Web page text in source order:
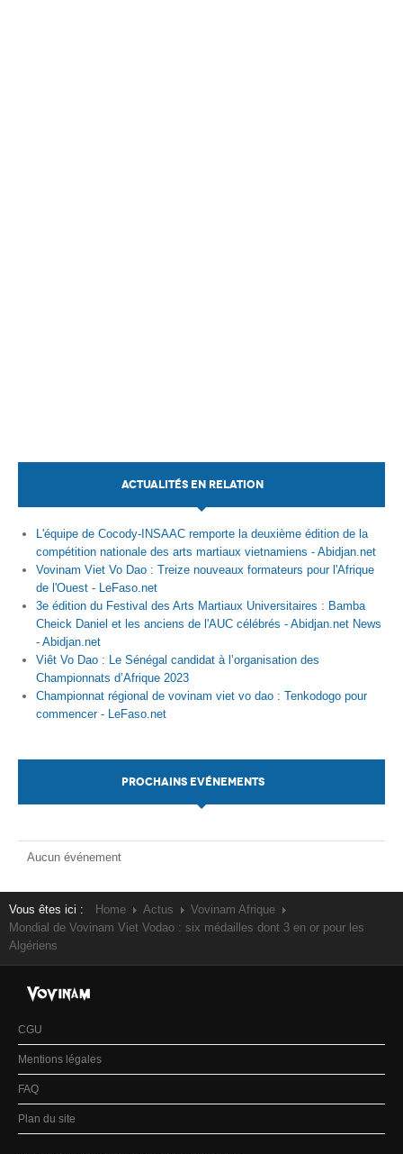
ACTUALITÉS EN RELATION
L'équipe de Cocody-INSAAC remporte la deuxième édition de la
compétition nationale des arts martiaux vietnamiens - Abidjan.net
Vovinam Viet Vo Dao : Treize nouveaux formateurs pour l'Afrique
de l'Ouest - LeFaso.net
3e édition du Festival des Arts Martiaux Universitaires : Bamba
Cheick Daniel et les anciens de l'AUC célébrés - Abidjan.net News
- Abidjan.net
Viêt Vo Dao : Le Sénégal candidat à l’organisation des
Championnats d’Afrique 2023
Championnat régional de vovinam viet vo dao : Tenkodogo pour
commencer - LeFaso.net
PROCHAINS EVÉNEMENTS
Aucun événement
Vous êtes ici : Home Actus
Vovinam Afrique
Mondial de Vovinam Viet Vodao : six médailles dont 3 en or pour les
Algériens
CGU
Mentions légales
FAQ
Plan du site